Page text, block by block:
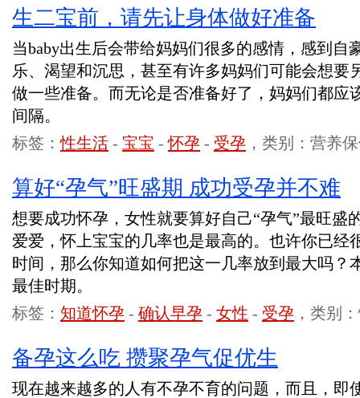
生二宝前，请先让身体做好准备
当baby出生后会带给妈妈们很多的感情，感到自
乐、渴望和沉思，甚至有许多妈妈们可能会想要
做一些准备。而无论是否准备好了，妈妈们都应
间隔。
标签：性生活 - 宝宝 -怀孕 - 受孕 ，类别：营养
算好“孕气”旺盛期 成功受孕并不难
想要成功怀孕，女性就要算好自己“孕气”最旺盛
爱爱，怀上宝宝的几率也是最高的。也许你已经
时间，那么你知道如何把这一几率放到最大吗？
最佳时期。
标签： 知道怀孕 - 确认早孕 - 女性 - 受孕 ，类别
备孕这么吃 攒聚孕气促优生
现在越来越多的人有不孕不育的问题，而且，即